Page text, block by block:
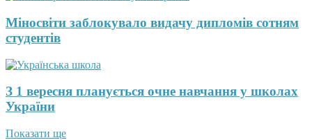
Міносвіти заблокувало видачу дипломів сотням
студентів
З 1 вересня планується очне навчання у школах
України
Показати ще